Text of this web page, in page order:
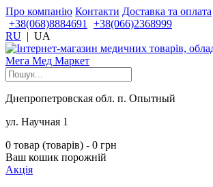
Про компанію Контакти Доставка та оплата
+38(068)8884691
+38(066)2368999
RU | UA
Днепропетровская обл. п. Опытный
ул. Научная 1
0 товар (товарів) - 0 грн
Ваш кошик порожній
Акція